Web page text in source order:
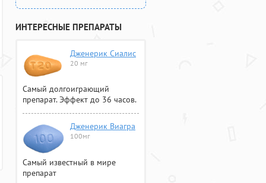
ИНТЕРЕСНЫЕ ПРЕПАРАТЫ
Дженерик Сиалис
20 мг
Самый долгоиграющий
препарат. Эффект до 36 часов.
Дженерик Виагра
100мг
Самый известный в мире
препарат